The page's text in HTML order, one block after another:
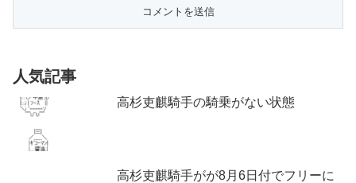
人気記事
高杉吏麒騎手の騎乗がない状態
高杉吏麒騎手がが8月6日付でフリーに